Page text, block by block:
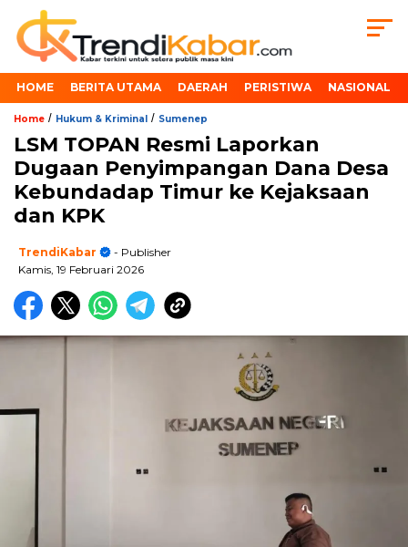
HOME BERITA UTAMA DAERAH PERISTIWA NASIONAL
Home / Hukum & Kriminal / Sumenep
LSM TOPAN Resmi Laporkan
Dugaan Penyimpangan Dana Desa
Kebundadap Timur ke Kejaksaan
dan KPK
TrendiKabar
- Publisher
Kamis, 19 Februari 2026